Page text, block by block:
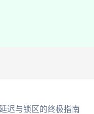
迟与锁区的终极指南